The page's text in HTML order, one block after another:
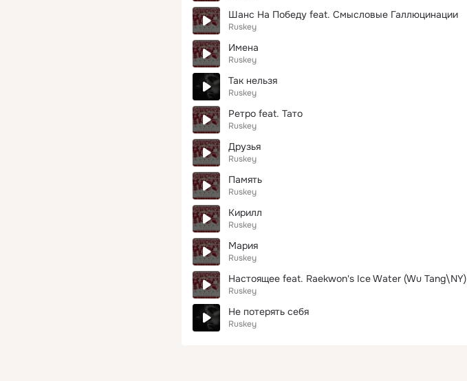
Шанс На Победу feat. Смысловые Галлюцинации
Ruskey
Имена
Ruskey
Так нельзя
Ruskey
Ретро feat. Тато
Ruskey
Друзья
Ruskey
Память
Ruskey
Кирилл
Ruskey
Мария
Ruskey
Настоящее feat. Raekwon's Ice Water (Wu Tang\NY)
Ruskey
Не потерять себя
Ruskey